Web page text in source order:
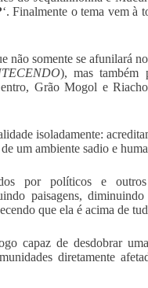
‘. Finalmente o tema vem à
somente se afunilará
), mas também
Grão Mogol e
isoladamente:
um ambiente sadio e
por políticos e
paisagens,
que ela é acima de
capaz de desdobrar
diretamente